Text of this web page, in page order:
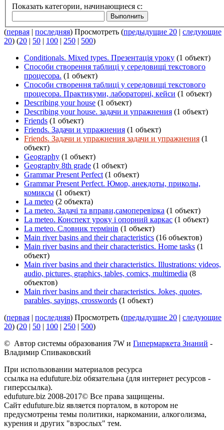
Показать категории, начинающиеся с:
(первая | последняя) Просмотреть (предыдущие 20 | следующие
20) (20 | 50 | 100 | 250 | 500)
Conditionals. Mixed types. Презентація уроку (1 объект)
Cпособи створення таблиці у середовищі текстового
процесора. (1 объект)
Cпособи створення таблиці у середовищі текстового
процесора. Практикуми, лабораторні, кейси (1 объект)
Describing your house (1 объект)
Describing your house. задачи и упражнения (1 объект)
Friends (1 объект)
Friends. Задачи и упражнения (1 объект)
Friends. Задачи и упражнения задачи и упражнения (1
объект)
Geography (1 объект)
Geography 8th grade (1 объект)
Grammar Present Perfect (1 объект)
Grammar Present Perfect. Юмор, анекдоты, приколы,
комиксы (1 объект)
La meteo (2 объекта)
La meteo. Задачі та вправи,самоперевірка (1 объект)
La meteo. Конспект уроку і опорний каркас (1 объект)
La meteo. Словник термінів (1 объект)
Main river basins and their characteristics (16 объектов)
Main river basins and their characteristics. Home tasks (1
объект)
Main river basins and their characteristics. Illustrations: videos,
audio, pictures, graphics, tables, comics, multimedia (8
объектов)
Main river basins and their characteristics. Jokes, quotes,
parables, sayings, crosswords (1 объект)
(первая | последняя) Просмотреть (предыдущие 20 | следующие
20) (20 | 50 | 100 | 250 | 500)
© Автор системы образования 7W и Гипермаркета Знаний -
Владимир Спиваковский
При использовании материалов ресурса
ссылка на edufuture.biz обязательна (для интернет ресурсов -
гиперссылка).
edufuture.biz 2008-2017© Все права защищены.
Сайт edufuture.biz является порталом, в котором не
предусмотрены темы политики, наркомании, алкоголизма,
курения и других "взрослых" тем.